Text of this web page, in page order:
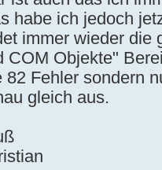
habe ich jedoch
immer wieder die
COM Objekte"
82 Fehler sondern
gleich aus.